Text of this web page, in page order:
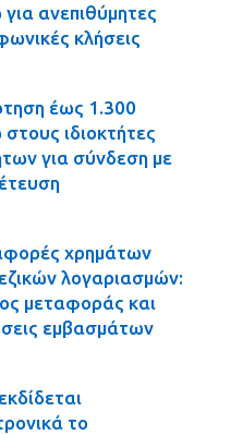
ανεπιθύμητες
κλήσεις
έως 1.300
ιδιοκτήτες
για σύνδεση με
χρημάτων
λογαριασμών:
μεταφοράς και
εμβασμάτων
το